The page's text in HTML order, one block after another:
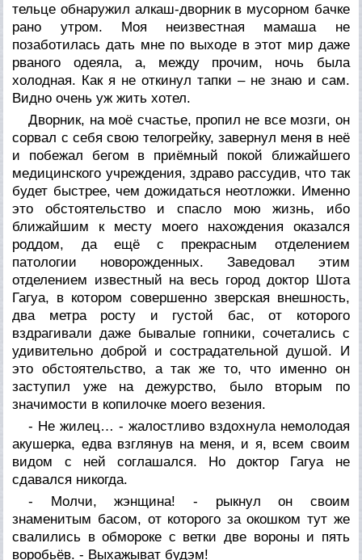
тельце обнаружил алкаш-дворник в мусорном бачке
рано утром. Моя неизвестная мамаша не
позаботилась дать мне по выходе в этот мир даже
рваного одеяла, а, между прочим, ночь была
холодная. Как я не откинул тапки – не знаю и сам.
Видно очень уж жить хотел.
Дворник, на моё счастье, пропил не все мозги, он
сорвал с себя свою телогрейку, завернул меня в неё
и побежал бегом в приёмный покой ближайшего
медицинского учреждения, здраво рассудив, что так
будет быстрее, чем дожидаться неотложки. Именно
это обстоятельство и спасло мою жизнь, ибо
ближайшим к месту моего нахождения оказался
роддом, да ещё с прекрасным отделением
патологии новорожденных. Заведовал этим
отделением известный на весь город доктор Шота
Гагуа, в котором совершенно зверская внешность,
два метра росту и густой бас, от которого
вздрагивали даже бывалые гопники, сочетались с
удивительно доброй и сострадательной душой. И
это обстоятельство, а так же то, что именно он
заступил уже на дежурство, было вторым по
значимости в копилочке моего везения.
- Не жилец… - жалостливо вздохнула немолодая
акушерка, едва взглянув на меня, и я, всем своим
видом с ней соглашался. Но доктор Гагуа не
сдавался никогда.
- Молчи, жэнщина! - рыкнул он своим
знаменитым басом, от которого за окошком тут же
свалились в обмороке с ветки две вороны и пять
воробьёв. - Выхажыват будэм!